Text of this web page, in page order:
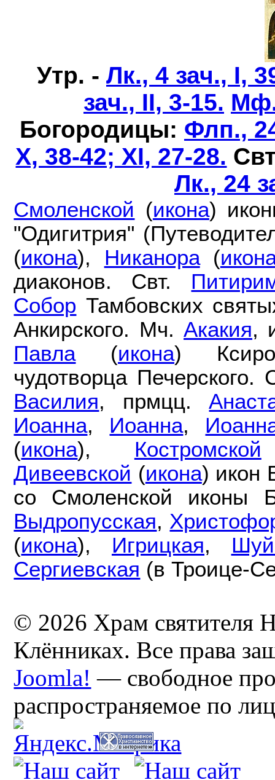
Утр. - Лк., 4 зач., I,
зач., II, 3-15.
Богородицы: Флп.,
X, 38-42; XI, 27-28.
Лк., 24
Смоленской (икона)
"Одигитрия"
(икона), Никанора(
диаконов. Свт.
Собор Тамбовских
Анкирского. Мч.Акакия,
Павла(икона)
чудотворца
Василия, прмцц.
Иоанна, Иоанна,
(икона), Костромской
Дивеевской (икона) икон
со Смоленской иконы
Выдропусская,
(икона), Игрицкая,
Сергиевская (в Троице-
© 2026 Храм святителя
Клённиках. Все права
Joomla! — свободное
распространяемое по